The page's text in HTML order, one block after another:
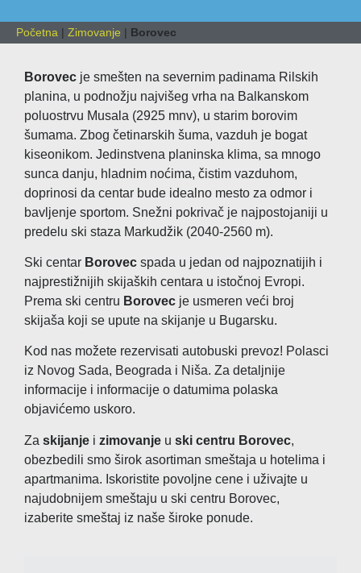
Početna | Zimovanje | Borovec
Borovec je smešten na severnim padinama Rilskih
planina, u podnožju najvišeg vrha na Balkanskom
poluostrvu Musala (2925 mnv), u starim borovim
šumama. Zbog četinarskih šuma, vazduh je bogat
kiseonikom. Jedinstvena planinska klima, sa mnogo
sunca danju, hladnim noćima, čistim vazduhom,
doprinosi da centar bude idealno mesto za odmor i
bavljenje sportom. Snežni pokrivač je najpostojaniji u
predelu ski staza Markudžik (2040-2560 m).
Ski centar Borovec spada u jedan od najpoznatijih i
najprestižnijih skijaških centara u istočnoj Evropi.
Prema ski centru Borovec je usmeren veći broj
skijaša koji se upute na skijanje u Bugarsku.
Kod nas možete rezervisati autobuski prevoz! Polasci
iz Novog Sada, Beograda i Niša. Za detaljnije
informacije i informacije o datumima polaska
objavićemo uskoro.
Za skijanje i zimovanje u ski centru Borovec,
obezbedili smo širok asortiman smeštaja u hotelima i
apartmanima. Iskoristite povoljne cene i uživajte u
najudobnijem smeštaju u ski centru Borovec,
izaberite smeštaj iz naše široke ponude.